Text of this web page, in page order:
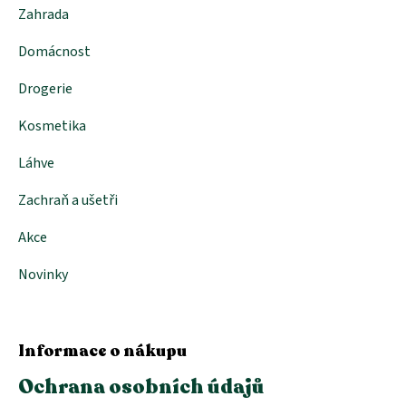
Zahrada
Domácnost
Drogerie
Kosmetika
Láhve
Zachraň a ušetři
Akce
Novinky
Informace o nákupu
Ochrana osobních údajů